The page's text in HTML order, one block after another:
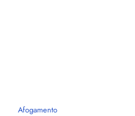
Afogamento